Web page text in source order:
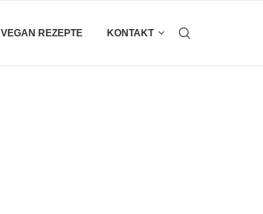
VEGAN REZEPTE KONTAKT